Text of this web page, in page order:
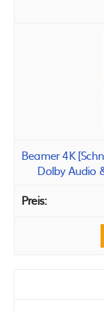
Beamer 4K
Dolby Audio